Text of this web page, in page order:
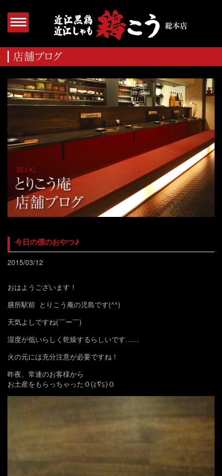
今日の僕のおやつ♪
2015/03/12
おはようございます！
膳所駅前 とりこう庵の児島です(^^)
天気よしですね(￣ー￣)
湿度が低いらしく乾燥するらしいです……
火の元には充分注意が必要ですね！
昨夜、常連のお客様から
お土産をもらっちゃったＯ(≧∇≦)Ｏ